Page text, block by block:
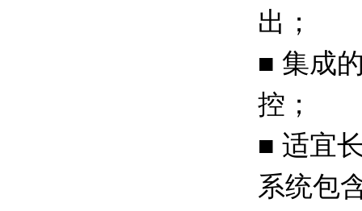
出；
■ 集成
控；
■ 适宜
系统包